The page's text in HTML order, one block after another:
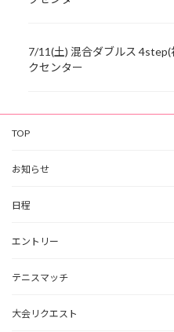
7/11(土) 混合ダブルス
クセンター
TOP
お知らせ
日程
エントリー
テニスマッチ
大会リクエスト